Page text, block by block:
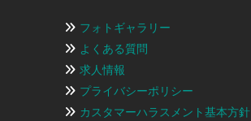
フォトギャラリー
よくある質問
求人情報
プライバシーポリシー
カスタマーハラスメント基本方針